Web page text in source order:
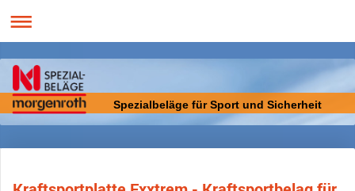
Spezialbeläge für Sport und Sicherheit